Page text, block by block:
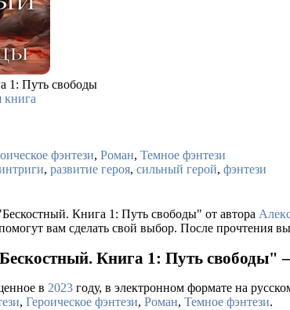
1: Путь свободы
книга
фэнтези, Роман, Темное фэнтези
, развитие героя, сильный герой, фэнтези
Книга 1: Путь свободы" от автора
вам сделать свой выбор. После прочтения
Книга 1: Путь свободы"
в 2023 году, в электронном формате на
, Героическое фэнтези, Роман, Темное фэнтези.